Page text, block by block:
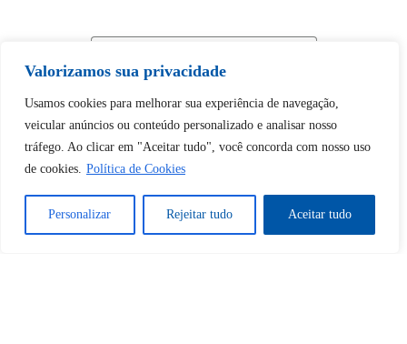
Valorizamos sua privacidade
Usamos cookies para melhorar sua experiência de navegação,
veicular anúncios ou conteúdo personalizado e analisar nosso
tráfego. Ao clicar em "Aceitar tudo", você concorda com nosso uso
de cookies. Política de Cookies
Personalizar Rejeitar tudo Aceitar tudo
Tem certeza de que deseja
desbloquear esta publicação?